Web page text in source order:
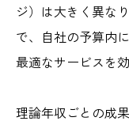
ジ）は大きく異な
で、自社の予算内
最適なサービスを
理論年収ごとの成